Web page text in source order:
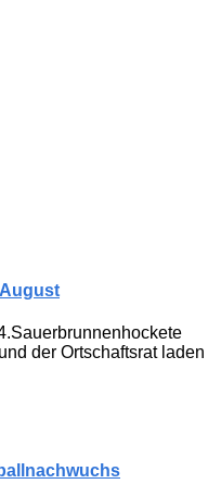
der Ortschaftsrat laden